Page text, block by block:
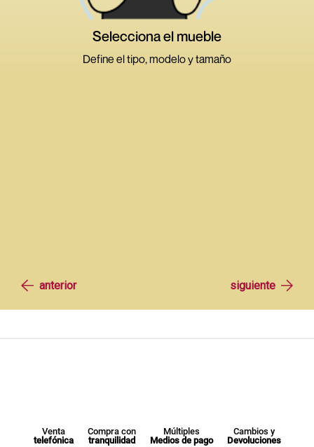
Venta
telefónica
Compra con
tranquilidad
Múltiples
Medios de pago
Cambios y
Devoluciones